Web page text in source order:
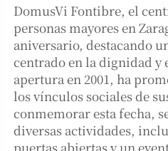
DomusVi Fontibre, el
personas mayores en
aniversario, destacando
centrado en la dignidad y
apertura en 2001, ha
los vínculos sociales de
conmemorar esta fecha,
diversas actividades,
puertas abiertas y un